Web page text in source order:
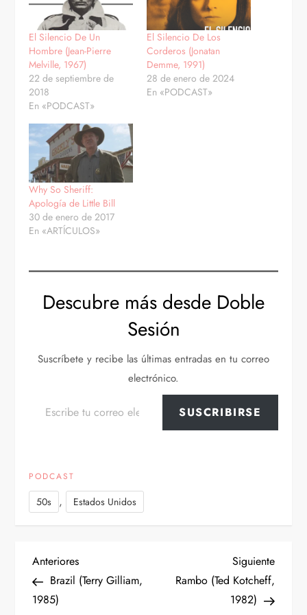
El Silencio De Un
Hombre (Jean-Pierre
Melville, 1967)
22 de septiembre de
2018
En «PODCAST»
El Silencio De Los
Corderos (Jonatan
Demme, 1991)
28 de enero de 2024
En «PODCAST»
Why So Sheriff:
Apología de Little Bill
30 de enero de 2017
En «ARTÍCULOS»
Descubre más desde Doble
Sesión
Suscríbete y recibe las últimas entradas en tu correo
electrónico.
SUSCRIBIRSE
PODCAST
50s , Estados Unidos
N
a
Entrada
anterior
Anteriores
Brazil (Terry Gilliam,
1985)
Siguiente
Rambo (Ted Kotcheff,
1982)